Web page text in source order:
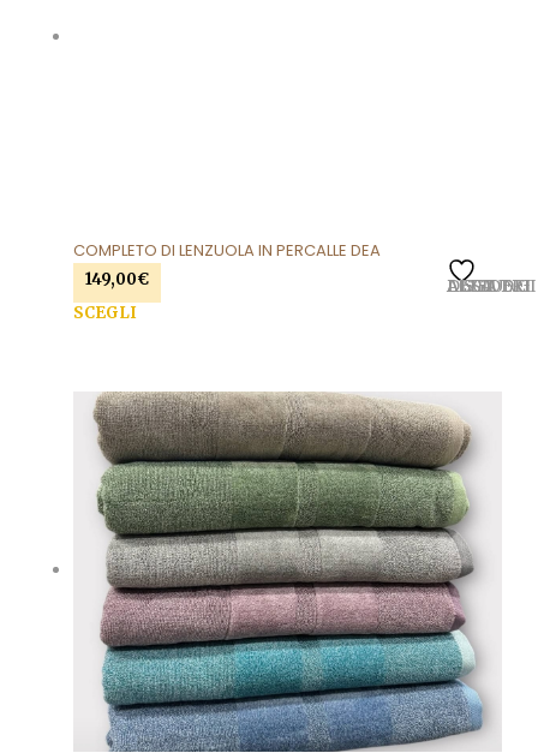
AGGIUNGI ALLA LISTA DEI DESIDERI
COMPLETO DI LENZUOLA IN PERCALLE DEA
149,00€
SCEGLI
possono essere scelte nella pagina del prodotto